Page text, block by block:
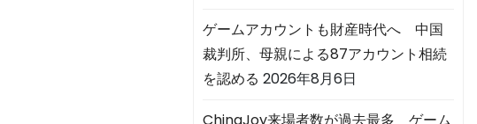
ゲームアカウントも財産時代へ 中国
裁判所、母親による87アカウント相続
を認める 2026年8月6日